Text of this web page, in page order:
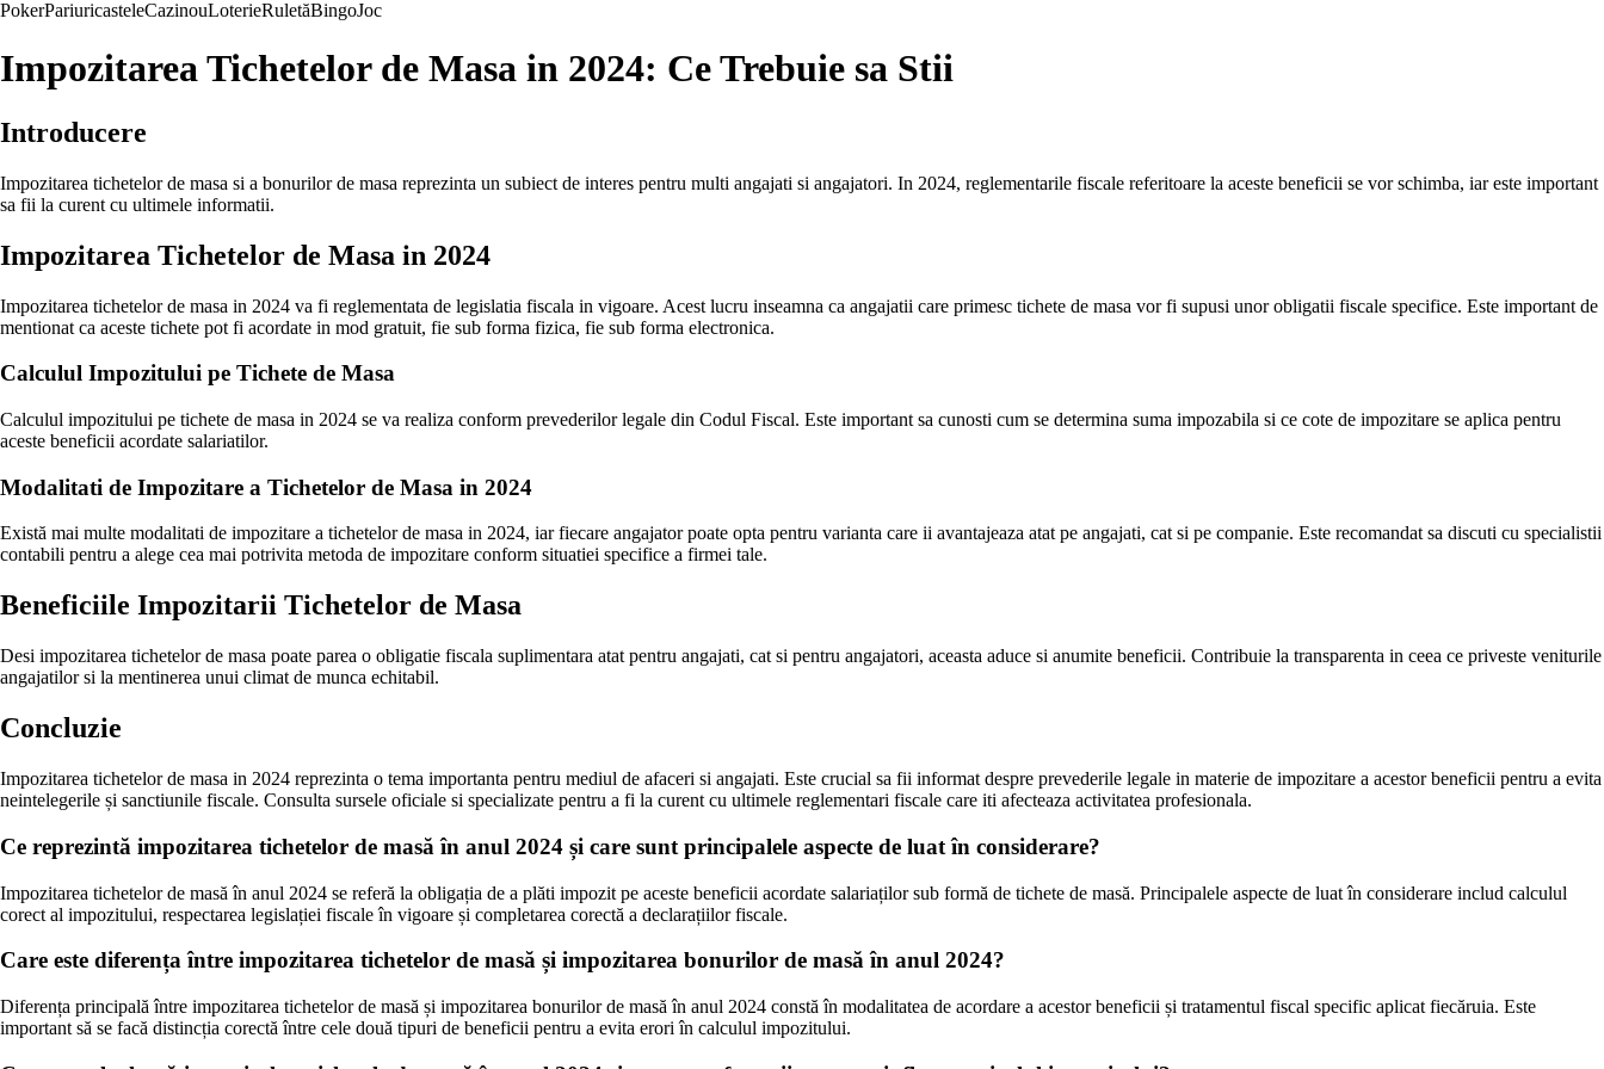
PokerPariuricasteleCazinouLoterieRuletăBingoJoc
Impozitarea Tichetelor de Masa in 2024: Ce Trebuie sa Stii
Introducere
Impozitarea tichetelor de masa si a bonurilor de masa reprezinta un subiect de interes pentru multi angajati si angajatori. In 2024, reglementarile fiscale referitoare la aceste beneficii se vor schimba, iar este important
sa fii la curent cu ultimele informatii.
Impozitarea Tichetelor de Masa in 2024
Impozitarea tichetelor de masa in 2024 va fi reglementata de legislatia fiscala in vigoare. Acest lucru inseamna ca angajatii care primesc tichete de masa vor fi supusi unor obligatii fiscale specifice. Este important de
mentionat ca aceste tichete pot fi acordate in mod gratuit, fie sub forma fizica, fie sub forma electronica.
Calculul Impozitului pe Tichete de Masa
Calculul impozitului pe tichete de masa in 2024 se va realiza conform prevederilor legale din Codul Fiscal. Este important sa cunosti cum se determina suma impozabila si ce cote de impozitare se aplica pentru
aceste beneficii acordate salariatilor.
Modalitati de Impozitare a Tichetelor de Masa in 2024
Există mai multe modalitati de impozitare a tichetelor de masa in 2024, iar fiecare angajator poate opta pentru varianta care ii avantajeaza atat pe angajati, cat si pe companie. Este recomandat sa discuti cu specialistii
contabili pentru a alege cea mai potrivita metoda de impozitare conform situatiei specifice a firmei tale.
Beneficiile Impozitarii Tichetelor de Masa
Desi impozitarea tichetelor de masa poate parea o obligatie fiscala suplimentara atat pentru angajati, cat si pentru angajatori, aceasta aduce si anumite beneficii. Contribuie la transparenta in ceea ce priveste veniturile
angajatilor si la mentinerea unui climat de munca echitabil.
Concluzie
Impozitarea tichetelor de masa in 2024 reprezinta o tema importanta pentru mediul de afaceri si angajati. Este crucial sa fii informat despre prevederile legale in materie de impozitare a acestor beneficii pentru a evita
neintelegerile și sanctiunile fiscale. Consulta sursele oficiale si specializate pentru a fi la curent cu ultimele reglementari fiscale care iti afecteaza activitatea profesionala.
Ce reprezintă impozitarea tichetelor de masă în anul 2024 și care sunt principalele aspecte de luat în considerare?
Impozitarea tichetelor de masă în anul 2024 se referă la obligația de a plăti impozit pe aceste beneficii acordate salariaților sub formă de tichete de masă. Principalele aspecte de luat în considerare includ calculul
corect al impozitului, respectarea legislației fiscale în vigoare și completarea corectă a declarațiilor fiscale.
Care este diferența între impozitarea tichetelor de masă și impozitarea bonurilor de masă în anul 2024?
Diferența principală între impozitarea tichetelor de masă și impozitarea bonurilor de masă în anul 2024 constă în modalitatea de acordare a acestor beneficii și tratamentul fiscal specific aplicat fiecăruia. Este
important să se facă distincția corectă între cele două tipuri de beneficii pentru a evita erori în calculul impozitului.